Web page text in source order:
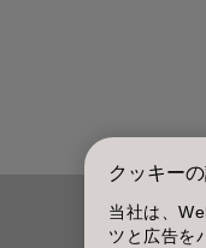
クッキー
当社は、
ツと広告を